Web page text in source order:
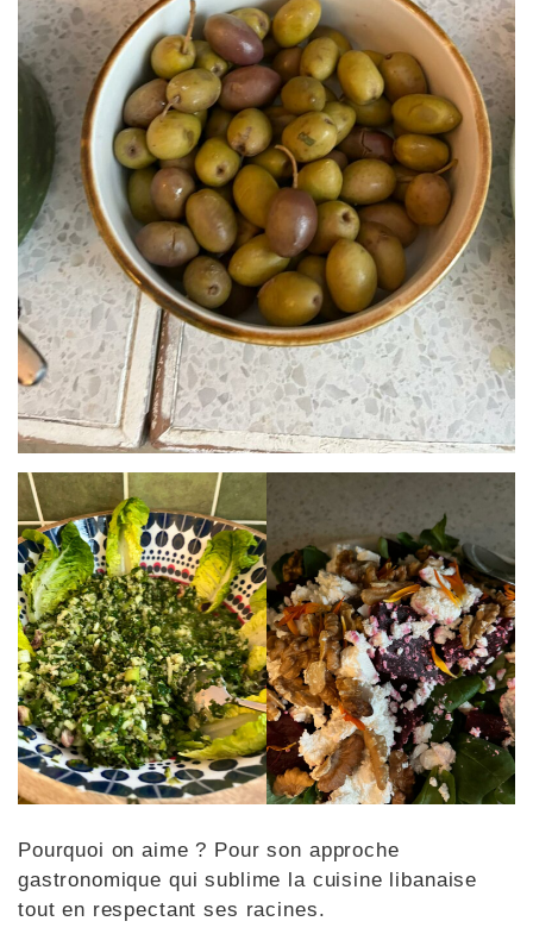
Pourquoi on aime ? Pour son approche
gastronomique qui sublime la cuisine libanaise
tout en respectant ses racines.